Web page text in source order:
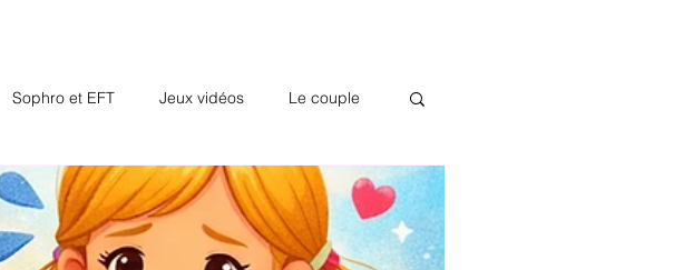
Sophro et EFT Jeux vidéos Le couple
Ateliers EFT via zoom